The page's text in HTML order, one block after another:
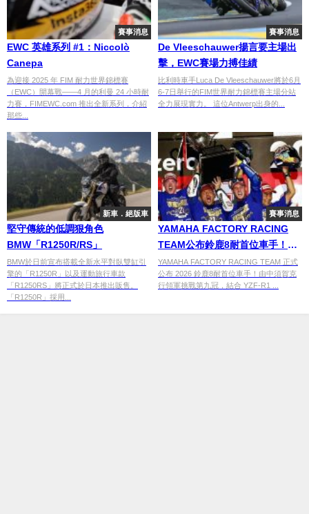
賽事消息
EWC 英雄系列 #1：Niccolò
Canepa
為迎接 2025 年 FIM 耐力世界錦標賽
（EWC）開幕戰——4 月的利曼 24 小時耐
力賽，FIMEWC.com 推出全新系列，介紹
那些...
賽事消息
De Vleeschauwer揚言要主場出
擊，EWC賽場力搏佳績
比利時車手Luca De Vleeschauwer將於6月
6-7日舉行的FIM世界耐力錦標賽主場分站
全力展現實力。 這位Antwerp出身的...
新車．絕版車
堅守傳統的低調狠角色
BMW「R1250R/RS」
BMW於日前宣布搭載全新水平對臥雙缸引
擎的「R1250R」以及運動旅行車款
「R1250RS」將正式於日本推出販售。
「R1250R」採用...
賽事消息
YAMAHA FACTORY RACING
TEAM公布鈴鹿8耐首位車手！中
須賀克行挑戰第九冠【2026鈴鹿8
耐】
YAMAHA FACTORY RACING TEAM 正式
公布 2026 鈴鹿8耐首位車手！由中須賀克
行領軍挑戰第九冠，結合 YZF-R1 ...